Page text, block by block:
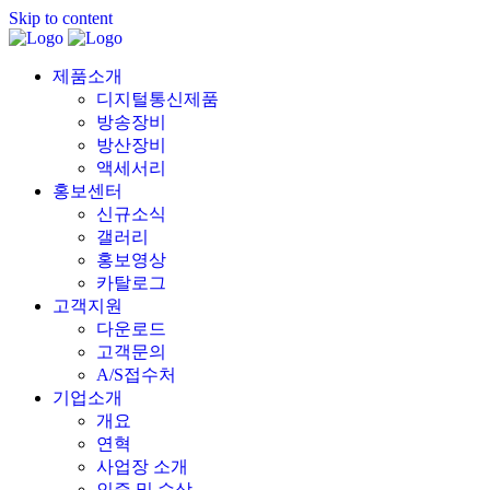
Skip to content
제품소개
디지털통신제품
방송장비
방산장비
액세서리
홍보센터
신규소식
갤러리
홍보영상
카탈로그
고객지원
다운로드
고객문의
A/S접수처
기업소개
개요
연혁
사업장 소개